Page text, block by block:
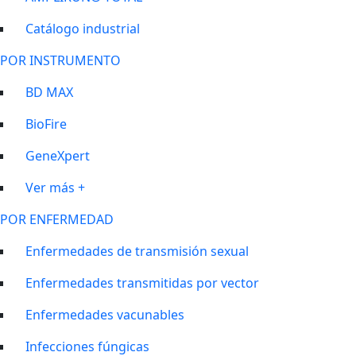
Catálogo industrial
POR INSTRUMENTO
BD MAX
BioFire
GeneXpert
Ver más +
POR ENFERMEDAD
Enfermedades de transmisión sexual
Enfermedades transmitidas por vector
Enfermedades vacunables
Infecciones fúngicas